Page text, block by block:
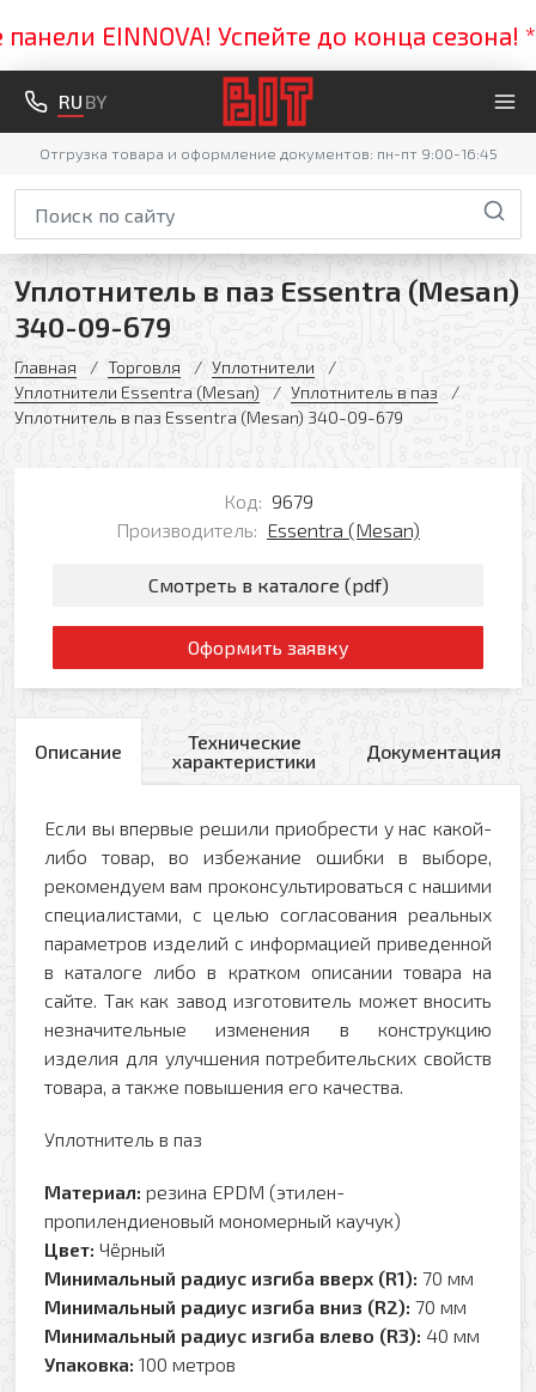
EINNOVA! Успейте до конца сезона!
RU BY
Отгрузка товара и оформление документов: пн-пт 9:00-16:45
Уплотнитель в паз Essentra (Mesan)
340-09-679
Главная Торговля
Уплотнители
Уплотнители Essentra (Mesan)
Уплотнитель в паз
Уплотнитель в паз Essentra (Mesan) 340-09-679
Код: 9679
Производитель: Essentra (Mesan)
Смотреть в каталоге (pdf)
Оформить заявку
Описание
Технические
характеристики
Документация
Если вы впервые решили приобрести у нас какой-
либо товар, во избежание ошибки в выборе,
рекомендуем вам проконсультироваться с нашими
специалистами, с целью согласования реальных
параметров изделий с информацией приведенной
в каталоге либо в кратком описании товара на
сайте. Так как завод изготовитель может вносить
незначительные изменения в конструкцию
изделия для улучшения потребительских свойств
товара, а также повышения его качества.
Уплотнитель в паз
Материал: резина EPDM (этилен-
пропилендиеновый мономерный каучук)
Цвет: Чёрный
Минимальный радиус изгиба вверх (R1): 70 мм
Минимальный радиус изгиба вниз (R2): 70 мм
Минимальный радиус изгиба влево (R3): 40 мм
Упаковка: 100 метров